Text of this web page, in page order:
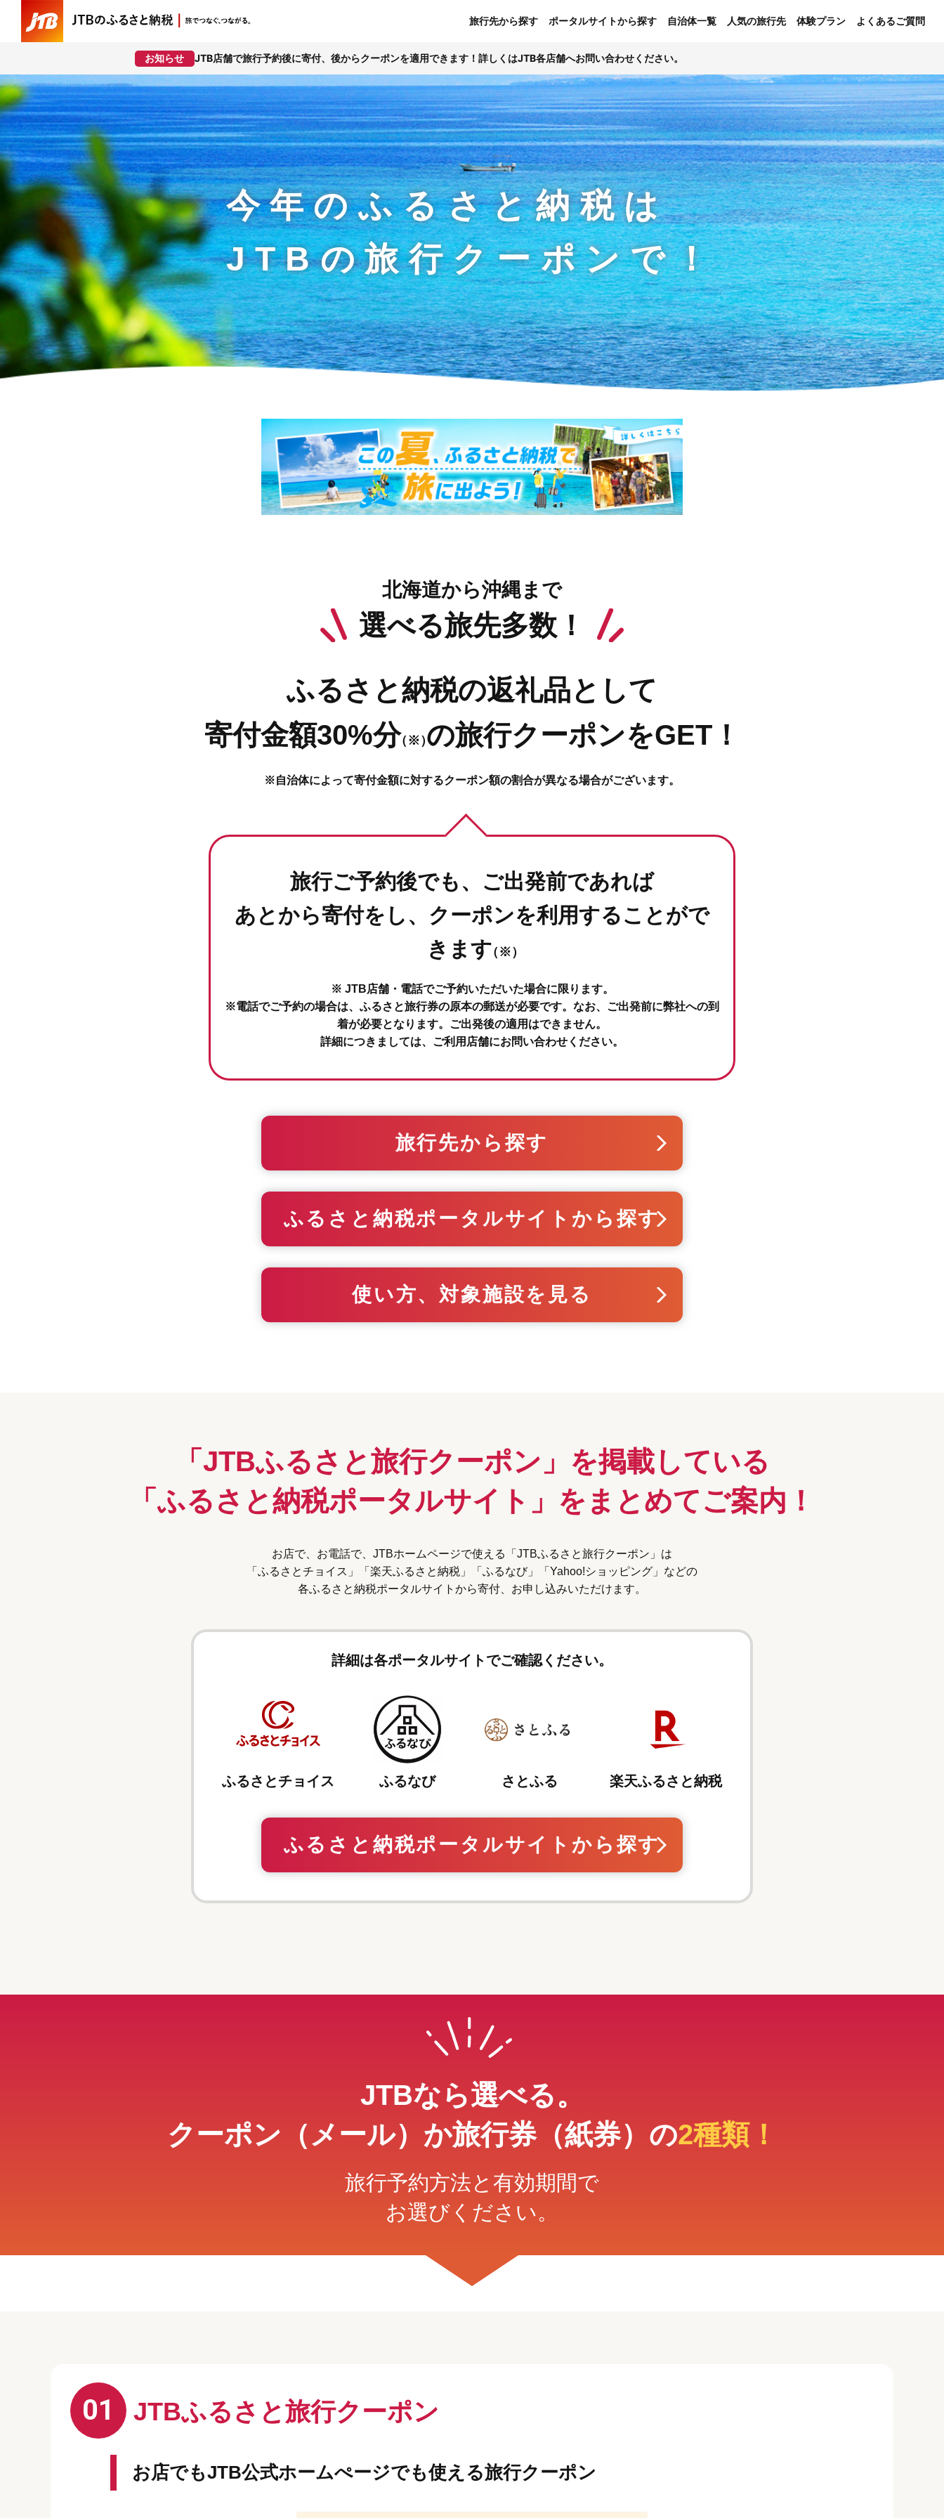
旅行先から探す ポータルサイトから探す 自治体一覧 人気の旅行先 体験プラン よくあるご質問
お知らせ JTB店舗で旅行予約後に寄付、後からクーポンを適用できます！詳しくはJTB各店舗へお問い合わせください。
今年のふるさと納税は
JTBの旅行クーポンで！
北海道から沖縄まで
選べる旅先多数！
ふるさと納税の返礼品として
寄付金額30%分（※）の旅行クーポンをGET！
※自治体によって寄付金額に対するクーポン額の割合が異なる場合がございます。
旅行ご予約後でも、ご出発前であれば
あとから寄付をし、クーポンを利用することがで
きます（※）
※ JTB店舗・電話でご予約いただいた場合に限ります。
※電話でご予約の場合は、ふるさと旅行券の原本の郵送が必要です。なお、ご出発前に弊社への到
着が必要となります。ご出発後の適用はできません。
詳細につきましては、ご利用店舗にお問い合わせください。
旅行先から探す
ふるさと納税ポータルサイトから探す
使い方、対象施設を見る
「JTBふるさと旅行クーポン」 を掲載している
「ふるさと納税ポータルサイト」を まとめてご案内！
お店で、お電話で、JTBホームページで使える
「JTBふるさと旅行クーポン」は
「ふるさとチョイス」「楽天ふるさと納税」
「ふるなび」「Yahoo!ショッピング」などの
各ふるさと納税ポータルサイトから寄付、 お申し込みいただけます。
詳細は各ポータルサイトでご確認ください。
ふるさとチョイス ふるなび さとふる 楽天ふるさと納税
ふるさと納税ポータルサイトから探す
JTBなら選べる。
クーポン（メール）か旅行券（紙券）の2種類！
旅行予約方法と有効期間で
お選びください。
01 JTBふるさと旅行クーポン
お店でもJTB公式ホームぺージでも使える旅行クーポン